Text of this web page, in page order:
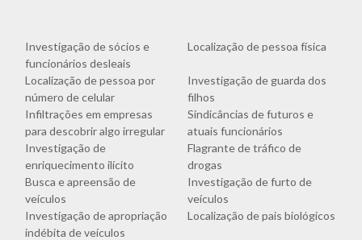
Investigação de sócios e
funcionários desleais
Localização de pessoa física
Localização de pessoa por
número de celular
Investigação de guarda dos
filhos
Infiltrações em empresas
para descobrir algo irregular
Sindicâncias de futuros e
atuais funcionários
Investigação de
enriquecimento ilícito
Flagrante de tráfico de
drogas
Busca e apreensão de
veículos
Investigação de furto de
veículos
Investigação de apropriação
indébita de veículos
Localização de pais biológicos